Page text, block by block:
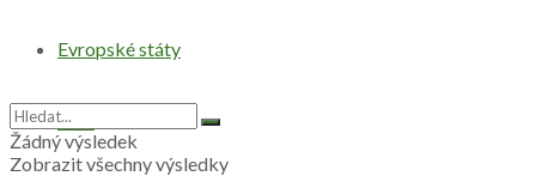
Evropské státy
Svět
Žádný výsledek
Zobrazit všechny výsledky